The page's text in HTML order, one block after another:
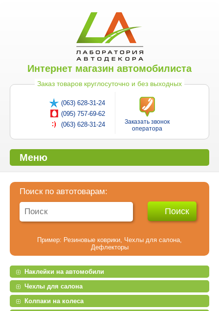
Интернет магазин автомобилиста
Заказ товаров круглосуточно и без выходных
(063) 628-31-24
(095) 757-69-62
(063) 628-31-24
Заказать звонок
оператора
Меню
Поиск по автотоварам:
Пример: Резиновые коврики Чехлы для салона
Дефлекторы
Наклейки на автомобили
Чехлы для салона
Колпаки на колеса